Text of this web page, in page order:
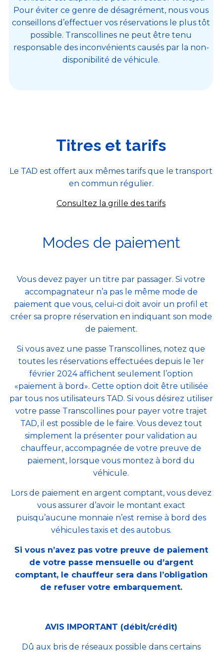
Pour éviter ce genre de désagrément, nous vous
conseillons d’effectuer vos réservations le plus tôt
possible. Transcollines ne peut être tenu
responsable des inconvénients causés par la non-
disponibilité de véhicule.
Titres et tarifs
Le TAD est offert aux mêmes tarifs que le transport
en commun régulier.
Consultez la grille des tarifs
Modes de paiement
Vous devez payer un titre par passager. Si votre
accompagnateur n’a pas le même mode de
paiement que vous, celui-ci doit avoir un profil et
créer sa propre réservation en indiquant son mode
de paiement.
Si vous avez une passe Transcollines, notez que
toutes les réservations effectuées depuis le 1er
février 2024 affichent seulement l’option
«paiement à bord». Cette option doit être utilisée
par tous nos utilisateurs TAD. Si vous désirez utiliser
votre passe Transcollines pour payer votre trajet
TAD, il est possible de le faire. Vous devez tout
simplement la présenter pour validation au
chauffeur, accompagnée de votre preuve de
paiement, lorsque vous montez à bord du
véhicule.
Lors de paiement en argent comptant, vous devez
vous assurer d’avoir le montant exact
puisqu’aucune monnaie n’est remise à bord des
véhicules taxis et des autobus.
Si vous n’avez pas votre preuve de paiement
de votre passe mensuelle ou d’argent
comptant, le chauffeur sera dans l’obligation
de refuser votre embarquement.
AVIS IMPORTANT (débit/crédit)
Dû aux bris de réseaux possible dans certains